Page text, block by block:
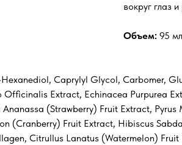
вокруг глаз
Объем: 95 мл
Caprylyl Glycol, Carbomer,
Extract, Echinacea Purpurea
(Strawberry) Fruit Extract,
(Cranberry) Fruit Extract, Hibiscus
Citrullus Lanatus (Watermelon)